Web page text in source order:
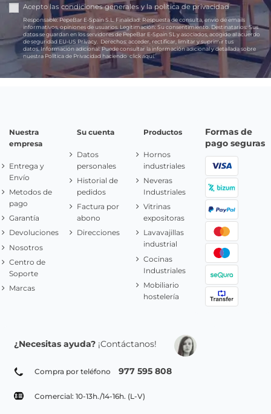
Acepto las condiciones generales y lapolítica de privacidad
Responsable:PepeBar E-Spain S.L. Finalidad: Respuesta de consulta, envío de emails
informativos, opiniones de usuarios. Legitimación: Su consentimiento. Destinatarios:Sus
datos se guardan en los servidores de PepeBar E-Spain SL y asociados, acogido al acuerdo
de seguridad EU-US Privacy.
Derechos: acceder, rectificar, limitar y suprimir tus
datos.Información adicional:Puede consultar la información adicional y detallada sobre
nuestra Política de Privacidad haciendoclick aquí.
Nuestra
empresa
Entrega y
Envío
Metodos de
pago
Garantía
Devoluciones
Nosotros
Centro de
Soporte
Marcas
Su cuenta
Datos
personales
Historial de
pedidos
Factura por
abono
Direcciones
Productos
Hornos
industriales
Neveras
Industriales
Vitrinas
expositoras
Lavavajillas
industrial
Cocinas
Industriales
Mobiliario
hostelería
Formas de
pago seguras
¿Necesitas ayuda? ¡Contáctanos!
Compra por teléfono 977 595 808
Comercial: 10-13h./14-16h. (L-V)